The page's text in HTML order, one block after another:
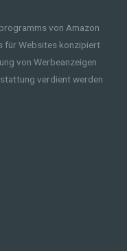
von Amazon
für Websites konzipiert
von Werbeanzeigen
verdient werden